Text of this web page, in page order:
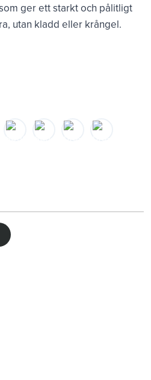
ger ett starkt och pålitligt
utan kladd eller krångel.